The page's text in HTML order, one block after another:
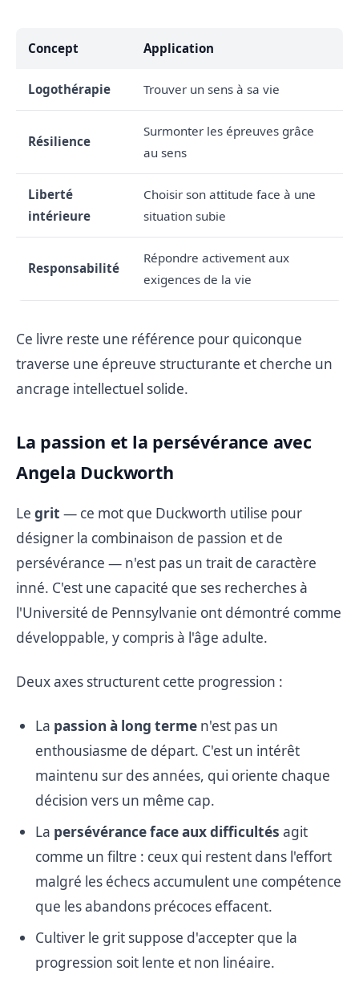
Concept Application
Logothérapie Trouver un sens à sa vie
Résilience
Surmonter les épreuves grâce
au sens
Liberté
intérieure
Choisir son attitude face à une
situation subie
Responsabilité
Répondre activement aux
exigences de la vie
Ce livre reste une référence pour quiconque
traverse une épreuve structurante et cherche un
ancrage intellectuel solide.
La passion et la persévérance avec
Angela Duckworth
Le grit — ce mot que Duckworth utilise pour
désigner la combinaison de passion et de
persévérance — n'est pas un trait de caractère
inné. C'est une capacité que ses recherches à
l'Université de Pennsylvanie ont démontré comme
développable, y compris à l'âge adulte.
Deux axes structurent cette progression :
La passion à long terme n'est pas un
enthousiasme de départ. C'est un intérêt
maintenu sur des années, qui oriente chaque
décision vers un même cap.
La persévérance face aux difficultés agit
comme un filtre : ceux qui restent dans l'effort
malgré les échecs accumulent une compétence
que les abandons précoces effacent.
Cultiver le grit suppose d'accepter que la
progression soit lente et non linéaire.